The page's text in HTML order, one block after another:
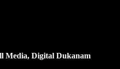
Media, Digital Dukanam